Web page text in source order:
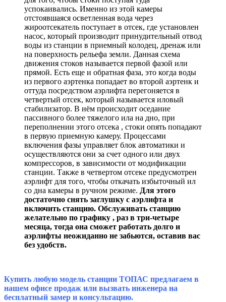
успокаивались. Именно из этой камеры
отстоявшаяся осветленная вода через
жироотсекатель поступает в отсек, где установлен
насос, который производит принудительный отвод
воды из станции в приемный колодец, дренаж или
на поверхность рельефа земли. Данная схема
движения стоков называется первой фазой или
прямой. Есть еще и обратная фаза, это когда воды
из первого аэртенка попадает во второй аэртенк и
оттуда посредством аэрлифта перегоняется в
четвертый отсек, который называется иловый
стабилизатор. В нём происходит оседание
пассивного более тяжелого ила на дно, при
переполнении этого отсека , стоки опять попадают
в первую приемную камеру. Процессами
включения фазы управляет блок автоматики и
осуществляются они за счет одного или двух
компрессоров, в зависимости от модификации
станции. Также в четвертом отсеке предусмотрен
аэрлифт для того, чтобы откачать избыточный ил
со дна камеры в ручном режиме. Для этого
достаточно снять заглушку с аэрлифта и
включить станцию. Обслуживать станцию
желательно по графику , раз в три-четыре
месяца, тогда она сможет работать долго и
аэрлифты неожиданно не забьются, оставив вас
без удобств.
Купить любую модель станции ТОПАС предлагаем в
нашем офисе продаж или вызвать инженера на
бесплатный замер и консультацию.